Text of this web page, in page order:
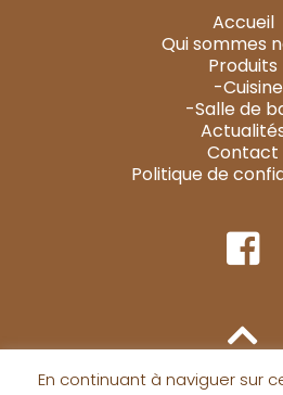
Accueil
Qui sommes
Produits
-Cuisine
-Salle de
Contact
Politique de
En continuant à naviguer sur